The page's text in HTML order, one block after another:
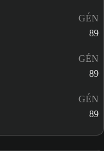
GÉN
89
GÉN
89
GÉN
89